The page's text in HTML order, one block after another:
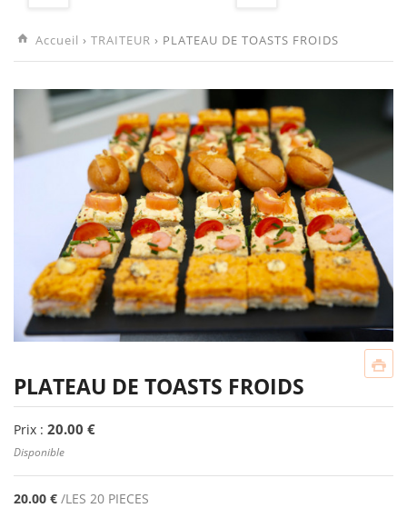
Accueil ›TRAITEUR › PLATEAU DE TOASTS FROIDS
PLATEAU DE TOASTS FROIDS
Prix : 20.00 €
Disponible
20.00 € /LES 20 PIECES